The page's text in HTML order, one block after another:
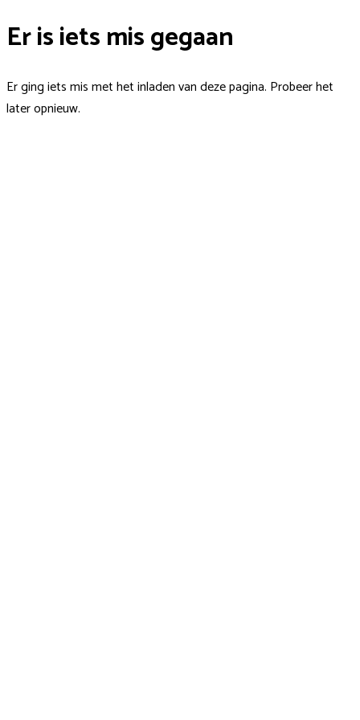
Er is iets mis gegaan
Er ging iets mis met het inladen van deze pagina. Probeer het
later opnieuw.